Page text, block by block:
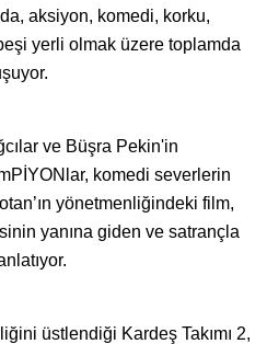
aksiyon, komedi, korku,
yerli olmak üzere toplamda
ve Büşra Pekin'in
komedi severlerin
yönetmenliğindeki film,
yanına giden ve satrançla
üstlendiği Kardeş Takımı 2,